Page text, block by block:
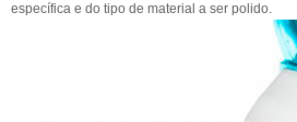
específica e do tipo de material a ser polido.